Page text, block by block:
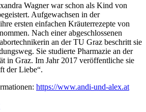
Wagner war schon als Kind von
Aufgewachsen in der
ersten einfachen Kräuterrezepte von
Nach einer abgeschlossenen
an der TU Graz beschritt sie
Sie studierte Pharmazie an der
in Graz. Im Jahr 2017 veröffentliche sie
der Liebe“.
https://www.andi-und-alex.at